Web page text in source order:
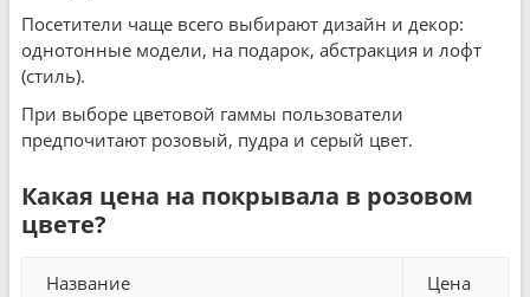
Посетители чаще всего выбирают дизайн и декор:
однотонные модели, на подарок, абстракция и лофт
(стиль).
При выборе цветовой гаммы пользователи
предпочитают розовый, пудра и серый цвет.
Какая цена на покрывала в розовом
цвете?
Название Цена